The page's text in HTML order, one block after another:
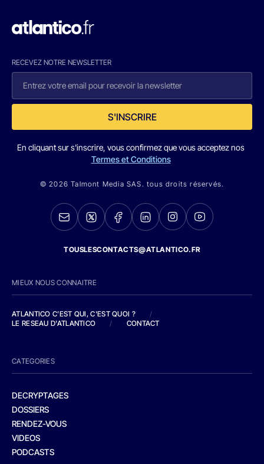
RECEVEZ NOTRE NEWSLETTER
S'INSCRIRE
En cliquant sur s'inscrire, vous confirmez que vous acceptez nos
Termes et Conditions
© 2026 Talmont Media SAS. tous droits réservés.
TOUSLESCONTACTS@ATLANTICO.FR
MIEUX NOUS CONNAITRE
ATLANTICO C'EST QUI, C'EST QUOI ?
/
LE RESEAU D'ATLANTICO
/ CONTACT
CATEGORIES
DECRYPTAGES
DOSSIERS
RENDEZ-VOUS
VIDEOS
PODCASTS